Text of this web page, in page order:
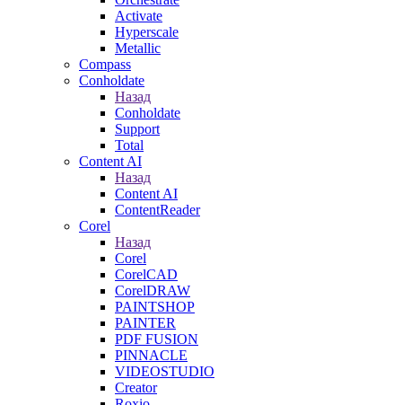
Activate
Hyperscale
Metallic
Compass
Conholdate
Назад
Conholdate
Support
Total
Content AI
Назад
Content AI
ContentReader
Corel
Назад
Corel
CorelCAD
CorelDRAW
PAINTSHOP
PAINTER
PDF FUSION
PINNACLE
VIDEOSTUDIO
Creator